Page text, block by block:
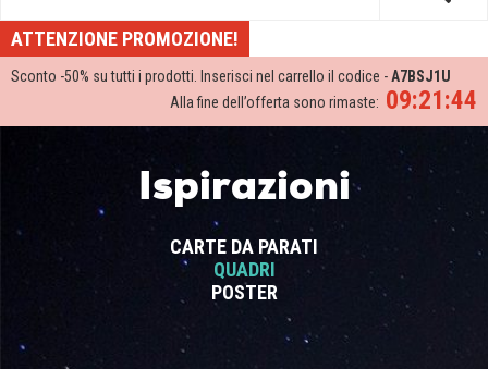
ATTENZIONE PROMOZIONE!
Sconto -50% su tutti i prodotti. Inserisci nel carrello il codice -A7BSJ1U
09:21:43
Alla fine dell’offerta sono rimaste:
Ispirazioni
CARTE DA PARATI
QUADRI
POSTER